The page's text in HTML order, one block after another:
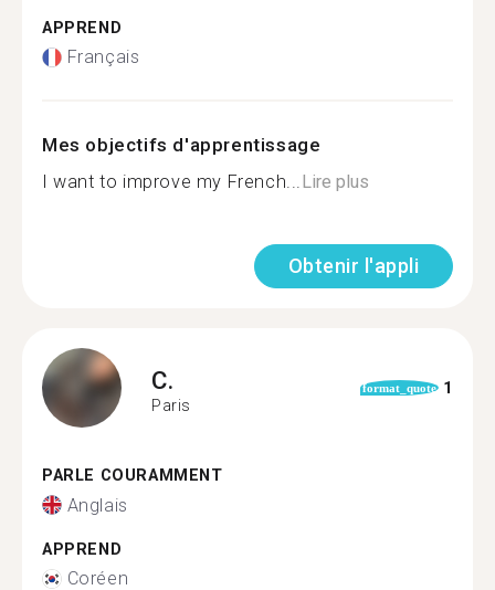
APPREND
Français
Mes objectifs d'apprentissage
I want to improve my French...Lire plus
Obtenir l'appli
C.
Paris
format_quote 1
PARLE COURAMMENT
Anglais
APPREND
Coréen